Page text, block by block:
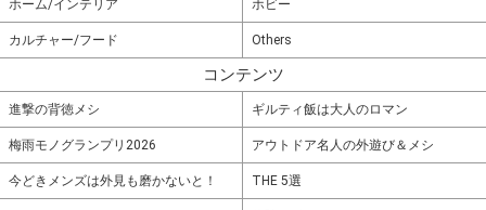
ホーム/インテリア ホビー
カルチャー/フード Others
コンテンツ
進撃の背徳メシ ギルティ飯は大人のロマン
梅雨モノグランプリ2026 アウトドア名人の外遊び＆メシ
今どきメンズは外見も磨かないと！ THE 5選